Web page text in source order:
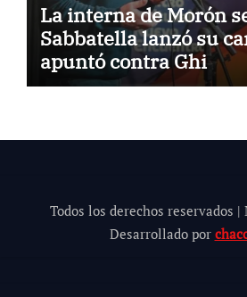
La interna de Morón
Sabbatella lanzó su
apuntó contra Ghi
Todos los derechos reservados |
Desarrollado por